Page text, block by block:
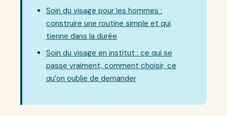
Soin du visage pour les hommes :
construire une routine simple et qui
tienne dans la durée
Soin du visage en institut : ce qui se
passe vraiment, comment choisir, ce
qu’on oublie de demander